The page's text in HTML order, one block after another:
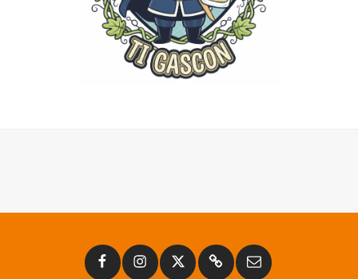
FacebookInstagramTwitterSubstack
Email